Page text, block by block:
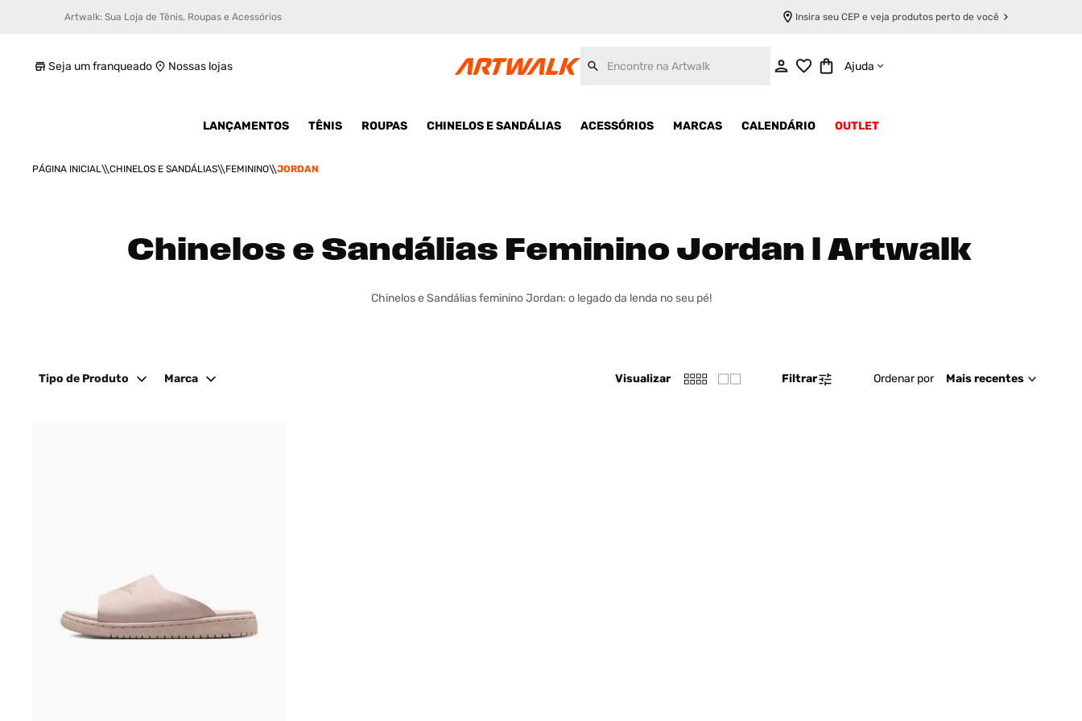
Artwalk: Sua Loja de Tênis, Roupas e Acessórios Insira seu CEP e veja produtos perto de você
Seja um franqueado Nossas lojas Ajuda
LANÇAMENTOS TÊNIS ROUPAS CHINELOS E SANDÁLIAS ACESSÓRIOS MARCAS CALENDÁRIO OUTLET
CHINELOS E SANDÁLIAS FEMININO JORDAN
Chinelos e Sandálias Feminino Jordan l Artwalk
Chinelos e Sandálias feminino Jordan: o legado da lenda no seu pé!
Tipo de Produto Marca Visualizar Filtrar Ordenar por Mais recentes